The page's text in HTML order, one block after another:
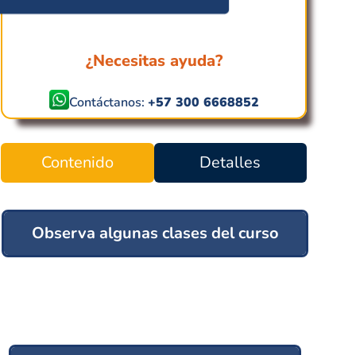
¿Necesitas ayuda?
Contáctanos: +57 300 6668852
Contenido Detalles
Observa algunas clases del curso